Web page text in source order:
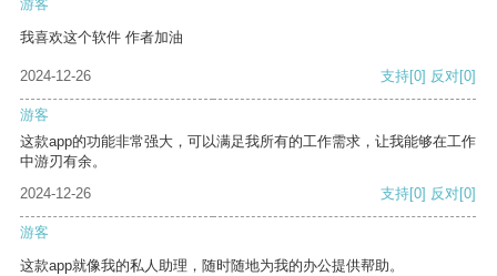
游客
我喜欢这个软件 作者加油
2024-12-26 支持[0] 反对[0]
游客
这款app的功能非常强大，可以满足我所有的工作需求，让我能够在工作
中游刃有余。
2024-12-26
支持[0] 反对[0]
游客
这款app就像我的私人助理，随时随地为我的办公提供帮助。